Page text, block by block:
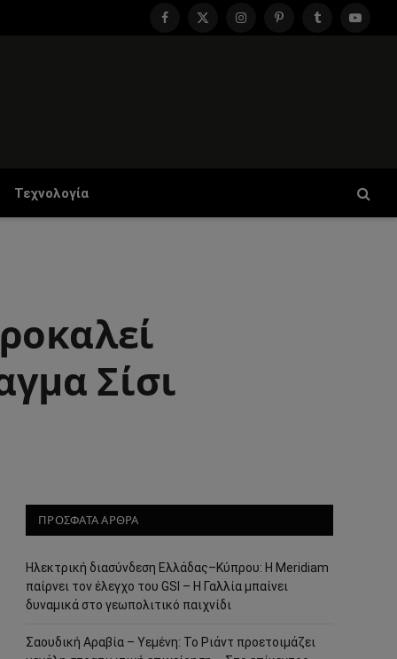
Facebook
X
InstagramPinterestTumblr
Τεχνολογία
Σίσι
ΠΡΟΣΦΑΤΑ ΑΡΘΡΑ
Ηλεκτρική διασύνδεση Ελλάδας–Κύπρου: Η Meridiam
παίρνει τον έλεγχο του GSI – Η Γαλλία μπαίνει
δυναμικά στο γεωπολιτικό παιχνίδι
Σαουδική Αραβία – Υεμένη: Το Ριάντ προετοιμάζει